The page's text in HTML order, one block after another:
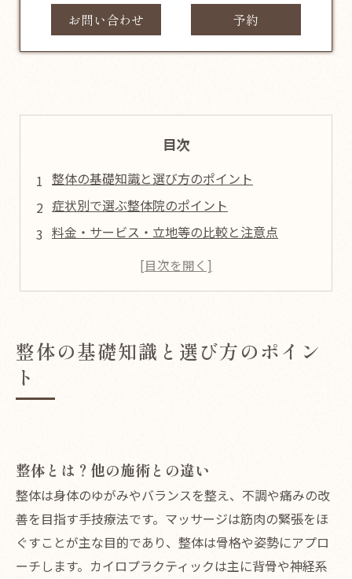
お問い合わせ 予約
目次
整体の基礎知識と選び方のポイント
症状別で選ぶ整体院のポイント
料金・サービス・立地等の比較と注意点
よくある質問と安心して選ぶためのアドバイス
整体の基礎知識と選び方のポイン
ト
整体とは？他の施術との違い
整体は身体のゆがみやバランスを整え、不調や痛みの改
善を目指す手技療法です。マッサージは筋肉の緊張をほ
ぐすことが主な目的であり、整体は骨格や姿勢にアプロ
ーチします。カイロプラクティックは主に背骨や神経系